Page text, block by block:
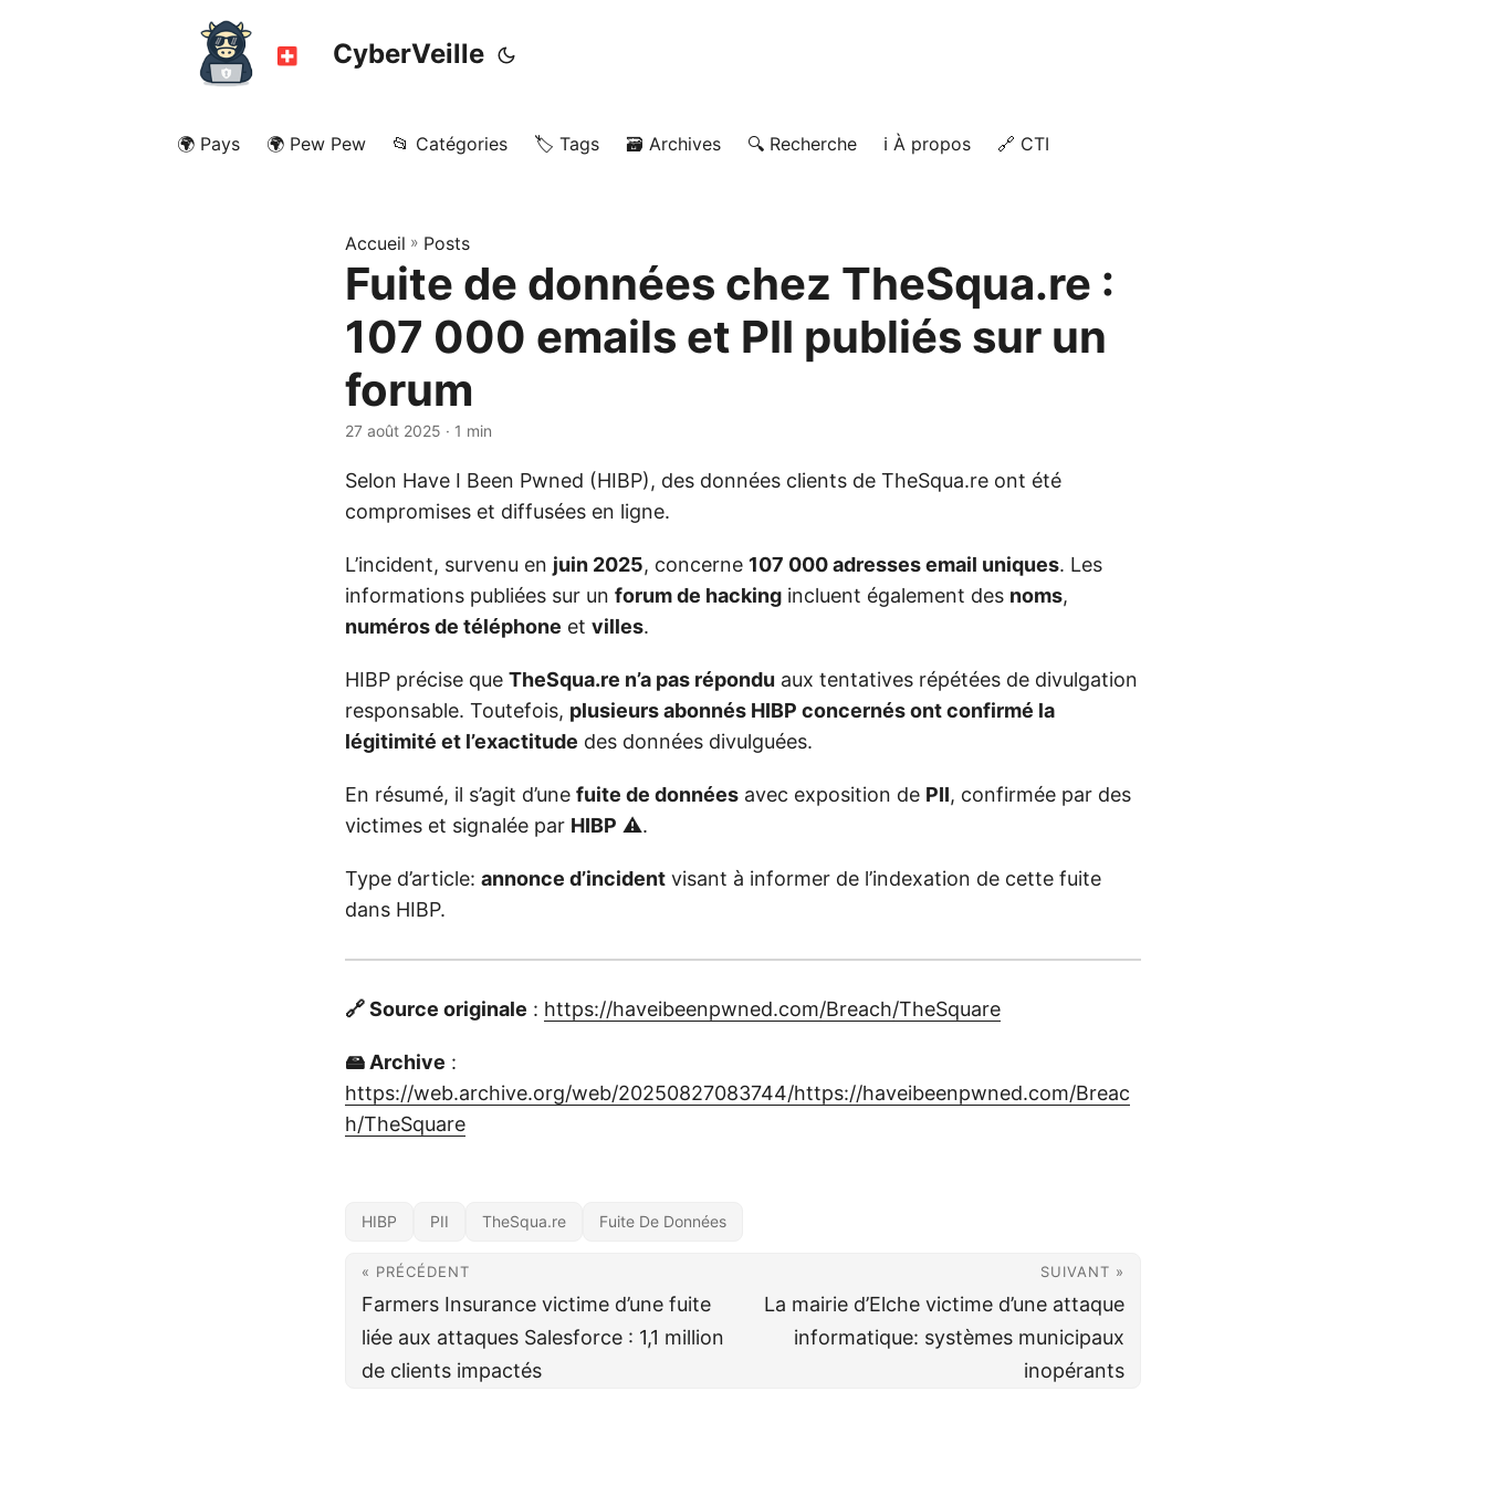
CyberVeille
🌍 Pays 🌍 Pew Pew 📂 Catégories 🏷️ Tags 🗃️ Archives 🔍 Recherche ℹ️ À propos 🔗 CTI
Accueil » Posts
Fuite de données chez TheSqua.re :
107 000 emails et PII publiés sur un
forum
27 août 2025 · 1 min
Selon Have I Been Pwned (HIBP), des données clients de TheSqua.re ont été
compromises et diffusées en ligne.
L’incident, survenu en juin 2025, concerne 107 000 adresses email uniques. Les
informations publiées sur un forum de hacking incluent également des noms,
numéros de téléphone et villes.
HIBP précise que TheSqua.re n’a pas répondu aux tentatives répétées de divulgation
responsable. Toutefois, plusieurs abonnés HIBP concernés ont confirmé la
légitimité et l’exactitude des données divulguées.
En résumé, il s’agit d’une fuite de données avec exposition de PII, confirmée par des
victimes et signalée par HIBP ⚠️.
Type d’article: annonce d’incident visant à informer de l’indexation de cette fuite
dans HIBP.
🔗 Source originale : https://haveibeenpwned.com/Breach/TheSquare
🖴 Archive :
https://web.archive.org/web/20250827083744/https://haveibeenpwned.com/Breac
h/TheSquare
HIBP PII TheSqua.re Fuite De Données
« PRÉCÉDENT
Farmers Insurance victime d’une fuite
liée aux attaques Salesforce : 1,1 million
de clients impactés
SUIVANT »
La mairie d’Elche victime d’une attaque
informatique: systèmes municipaux
inopérants